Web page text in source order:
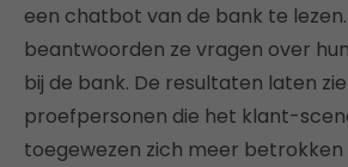
een chatbot van de bank te
beantwoorden ze vragen over
bij de bank. De resultaten laten
proefpersonen die het klant-
toegewezen zich meer betrokken